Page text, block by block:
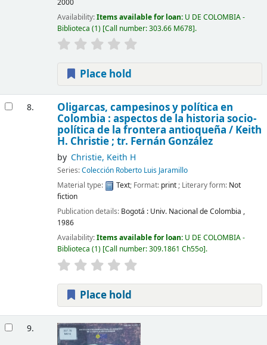
2000
Availability:Items available for loan: U DE COLOMBIA -
Biblioteca (1) Call number:303.66 M678 .
Place hold
8. Oligarcas, campesinos y política en
Colombia : aspectos de la historia socio-
política de la frontera antioqueña / Keith
H. Christie ; tr. Fernán González
by Christie, Keith H
Series:Colección Roberto Luis Jaramillo
Material type:
Text; Format: print; Literary form: Not
fiction
Publication details: Bogotá : Univ. Nacional de Colombia ,
1986
Availability:Items available for loan: U DE COLOMBIA -
Biblioteca (1) Call number:309.1861 Ch55o .
Place hold
9.